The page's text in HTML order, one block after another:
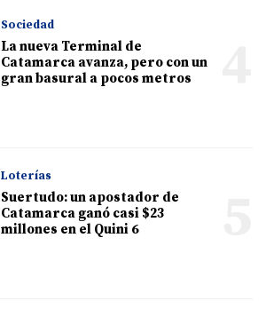
Sociedad
La nueva Terminal de
Catamarca avanza, pero con un
gran basural a pocos metros
Loterías
Suertudo: un apostador de
Catamarca ganó casi $23
millones en el Quini 6